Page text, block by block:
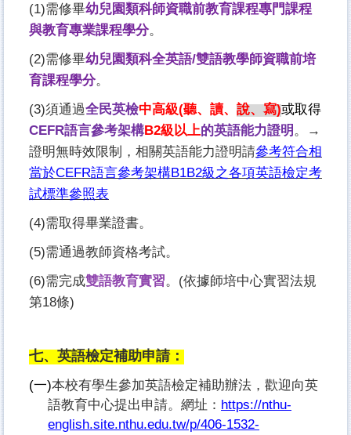
(1)需修畢幼兒園類科師資職前教育課程專門課程
與教育專業課程學分。
(2)需修畢幼兒園類科全英語/雙語教學師資職前培
育課程學分。
(3)須通過全民英檢中高級(聽、讀、 說、寫)或取得
CEFR語言參考架構B2級以上的英語能力證明。→
證明無時效限制，相關英語能力證明請參考符合相
當於CEFR語言參考架構B1B2級之各項英語檢定考
試標準參照表
(4)需取得畢業證書。
(5)需通過教師資格考試。
(6)需完成雙語教育實習。(依據師培中心實習法規
第18條)
七、英語檢定補助申請：
(一)本校有學生參加英語檢定補助辦法，歡迎向英
語教育中心提出申請。網址： https://nthu-
english.site.nthu.edu.tw/p/406-1532-